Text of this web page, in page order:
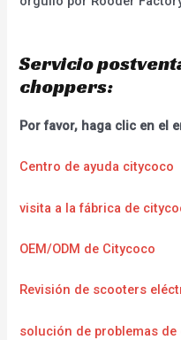
Servicio
choppers:
Por favor, haga clic en el
Centro de ayuda citycoco
visita a la fábrica de
OEM/ODM de Citycoco
Revisión de scooters
solución de problemas de